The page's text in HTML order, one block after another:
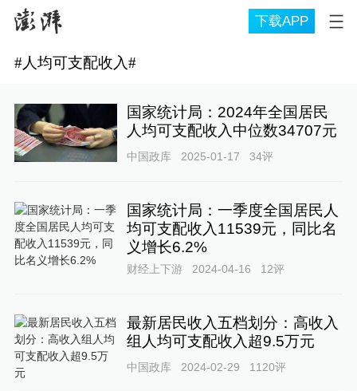
下载APP
#人均可支配收入#
国家统计局：2024年全国居民
人均可支配收入中位数34707元
中国政库 2025-01-17 34评
国家统计局：一季度全国居民人
均可支配收入11539元，同比名
义增长6.2%
财经上下游 2024-04-16 12评
最新居民收入五档划分：高收入
组人均可支配收入超9.5万元
中国政库 2024-02-29 1120评